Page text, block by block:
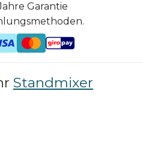
Garantie
Standmixer